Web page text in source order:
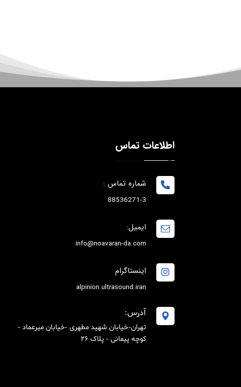
اطلاعات تماس
شماره تماس :
88536271-3
ایمیل:
info@noavaran-da.com
اینستاگرام
alpinion.ultrasound.iran
آدرس:
تهران-خیابان شهید مطهری -خیابان میرعماد -
کوچه پیمانی - پلاک 26